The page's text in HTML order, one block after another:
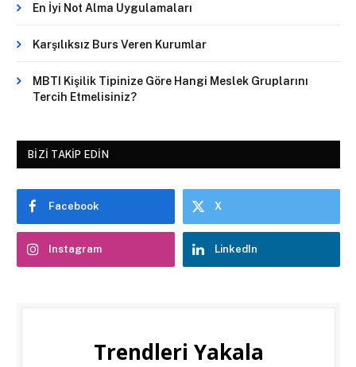
En İyi Not Alma Uygulamaları
Karşılıksız Burs Veren Kurumlar
MBTI Kişilik Tipinize Göre Hangi Meslek Gruplarını
Tercih Etmelisiniz?
BIZI TAKIP EDIN
Facebook X
Instagram LinkedIn
Trendleri Yakala